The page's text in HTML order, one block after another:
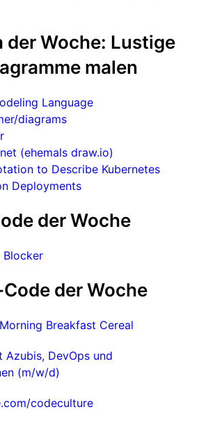
der Woche: Lustige
malen
Language
diagrams
(ehemals draw.io)
to Describe Kubernetes
Deployments
der Woche
Blocker
der Woche
Breakfast Cereal
Azubis, DevOps und
(m/w/d)
codeculture